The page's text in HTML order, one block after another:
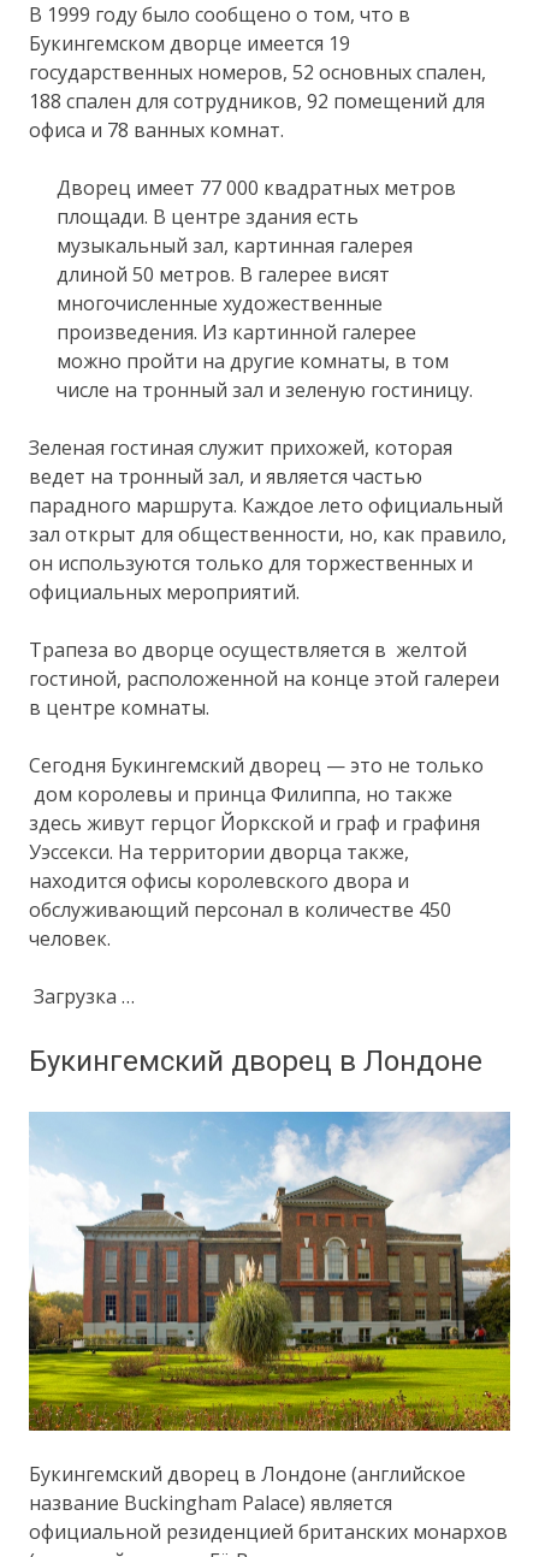
В 1999 году было сообщено о том, что в
Букингемском дворце имеется 19
государственных номеров, 52 основных спален,
188 спален для сотрудников, 92 помещений для
офиса и 78 ванных комнат.
Дворец имеет 77 000 квадратных метров
площади. В центре здания есть
музыкальный зал, картинная галерея
длиной 50 метров. В галерее висят
многочисленные художественные
произведения. Из картинной галерее
можно пройти на другие комнаты, в том
числе на тронный зал и зеленую гостиницу.
Зеленая гостиная служит прихожей, которая
ведет на тронный зал, и является частью
парадного маршрута. Каждое лето официальный
зал открыт для общественности, но, как правило,
он используются только для торжественных и
официальных мероприятий.
Трапеза во дворце осуществляется в желтой
гостиной, расположенной на конце этой галереи
в центре комнаты.
Сегодня Букингемский дворец — это не только
дом королевы и принца Филиппа, но также
здесь живут герцог Йоркской и граф и графиня
Уэссекси. На территории дворца также,
находится офисы королевского двора и
обслуживающий персонал в количестве 450
человек.
Загрузка …
Букингемский дворец в Лондоне
Букингемский дворец в Лондоне (английское
название Buckingham Palace) является
официальной резиденцией британских монархов